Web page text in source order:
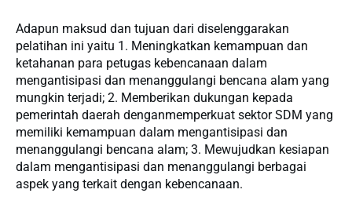
Adapun maksud dan tujuan dari diselenggarakan
pelatihan ini yaitu 1. Meningkatkan kemampuan dan
ketahanan para petugas kebencanaan dalam
mengantisipasi dan menanggulangi bencana alam yang
mungkin terjadi; 2. Memberikan dukungan kepada
pemerintah daerah denganmemperkuat sektor SDM yang
memiliki kemampuan dalam mengantisipasi dan
menanggulangi bencana alam; 3. Mewujudkan kesiapan
dalam mengantisipasi dan menanggulangi berbagai
aspek yang terkait dengan kebencanaan.